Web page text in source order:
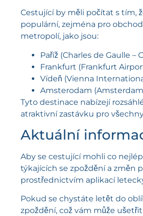
Cestující by měli počítat s tím,
populární, zejména pro
metropolí, jako jsou:
Paříž (Charles de Gaulle –
Frankfurt (Frankfurt
Vídeň (Vienna
Amsterodam
Tyto destinace nabízejí
atraktivní zastávku pro
Aktuální
Aby se cestující mohli co
týkajících se zpoždění a změn
prostřednictvím aplikací
Pokud se chystáte letět do
zpoždění, což vám může